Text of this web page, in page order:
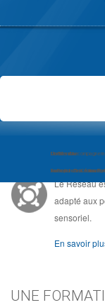
Module
au Projet d'Insertion
Com'Com'bre
Formation de Community
Le Réseau
Au coeur de la
Le Réseau
adapté aux
sensoriel.
En savoir
UNE